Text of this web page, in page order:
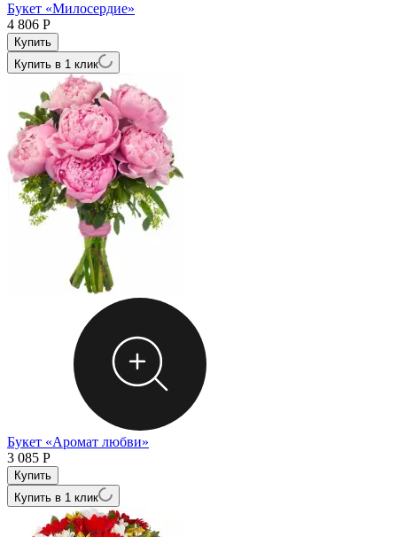
Букет «Милосердие»
4 806 Р
Купить в 1 клик
Букет «Аромат любви»
3 085 Р
Купить в 1 клик